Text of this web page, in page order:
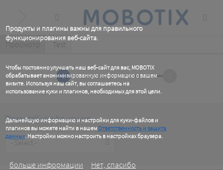
Продукты и плагины важны для правильного
функционирования веб-сайта.
Чтобы постоянно улучшать наш веб-сайт для вас, MOBOTIX
обрабатывает анонимизированную информацию о вашем
визите. Используя наш сайт, вы соглашаетесь на
использование куки и плагинов, необходимых для этой цели.
Дальнейшую информацию и настройки для куки-файлов и
плагинов вы можете найти в нашемОтветственность и защита
данных. Настройки можно настроить в настройках браузера.
больше информации
Нет, спасибо
content
Primary
Просмотр (active
Test
1
Please tell us who you are
Customer
Type